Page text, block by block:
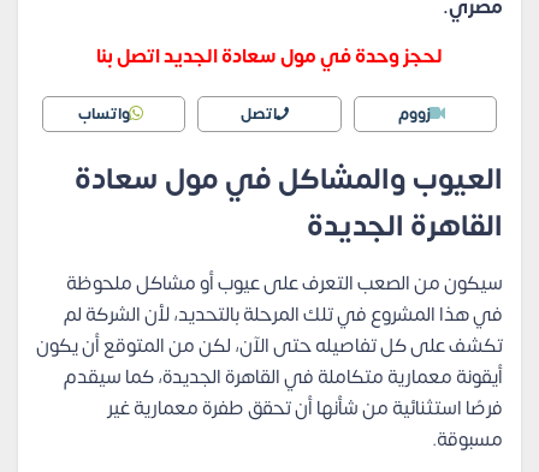
مصري.
لحجز وحدة في مول سعادة الجديد اتصل بنا
زووم اتصل واتساب
العيوب والمشاكل في مول سعادة
القاهرة الجديدة
سيكون من الصعب التعرف على عيوب أو مشاكل ملحوظة
في هذا المشروع في تلك المرحلة بالتحديد، لأن الشركة لم
تكشف على كل تفاصيله حتى الآن، لكن من المتوقع أن يكون
أيقونة معمارية متكاملة في القاهرة الجديدة، كما سيقدم
فرصًا استثنائية من شأنها أن تحقق طفرة معمارية غير
مسبوقة.